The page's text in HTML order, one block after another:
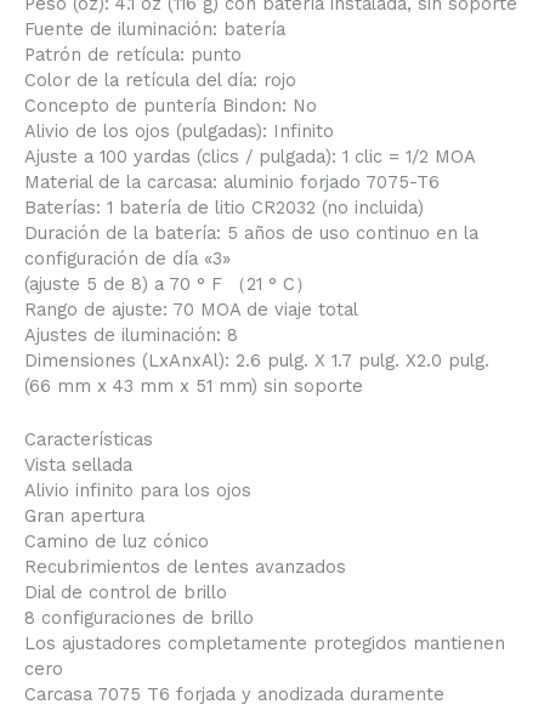
Fuente de iluminación: batería
Patrón de retícula: punto
Color de la retícula del día: rojo
Concepto de puntería Bindon: No
Alivio de los ojos (pulgadas): Infinito
Ajuste a 100 yardas (clics / pulgada): 1 clic = 1/2 MOA
Material de la carcasa: aluminio forjado 7075-T6
Baterías: 1 batería de litio CR2032 (no incluida)
Duración de la batería: 5 años de uso continuo en la
configuración de día «3»
(ajuste 5 de 8) a 70 ° F （21 ° C）
Rango de ajuste: 70 MOA de viaje total
Ajustes de iluminación: 8
Dimensiones (LxAnxAl): 2.6 pulg. X 1.7 pulg. X2.0 pulg.
(66 mm x 43 mm x 51 mm) sin soporte
Características
Vista sellada
Alivio infinito para los ojos
Gran apertura
Camino de luz cónico
Recubrimientos de lentes avanzados
Dial de control de brillo
8 configuraciones de brillo
Los ajustadores completamente protegidos mantienen
cero
Carcasa 7075 T6 forjada y anodizada duramente